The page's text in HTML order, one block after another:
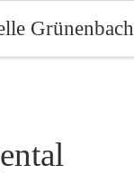
Grünenbach